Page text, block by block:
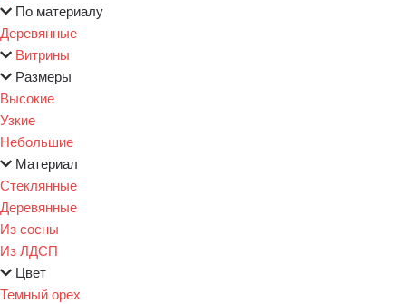
По материалу
Деревянные
Витрины
Размеры
Высокие
Узкие
Небольшие
Материал
Стеклянные
Деревянные
Из сосны
Из ЛДСП
Цвет
Темный орех